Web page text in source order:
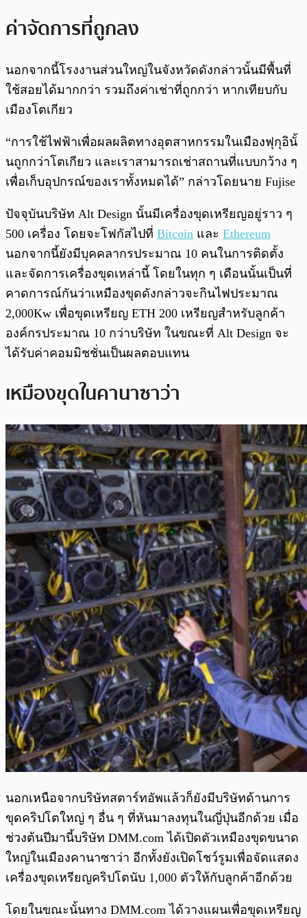
ค่าจัดการที่ถูกลง
นอกจากนี้โรงงานส่วนใหญ่ในจังหวัดดังกล่าวนั้นมีพื้นที่
ใช้สอยได้มากกว่า รวมถึงค่าเช่าที่ถูกกว่า หากเทียบกับ
เมืองโตเกียว
“การใช้ไฟฟ้าเพื่อผลผลิตทางอุตสาหกรรมในเมืองฟุกุอินั้
นถูกกว่าโตเกียว และเราสามารถเช่าสถานที่แบบกว้าง ๆ
เพื่อเก็บอุปกรณ์ของเราทั้งหมดได้” กล่าวโดยนาย Fujise
ปัจจุบันบริษัท Alt Design นั้นมีเครื่องขุดเหรียญอยู่ราว ๆ
500 เครื่อง โดยจะโฟกัสไปที่ Bitcoin และ Ethereum
นอกจากนี้ยังมีบุคคลากรประมาณ 10 คนในการติดตั้ง
และจัดการเครื่องขุดเหล่านี้ โดยในทุก ๆ เดือนนั้นเป็นที่
คาดการณ์กันว่าเหมืองขุดดังกล่าวจะกินไฟประมาณ
2,000Kw เพื่อขุดเหรียญ ETH 200 เหรียญสำหรับลูกค้า
องค์กรประมาณ 10 กว่าบริษัท ในขณะที่ Alt Design จะ
ได้รับค่าคอมมิชชั่นเป็นผลตอบแทน
เหมืองขุดในคานาซาว่า
นอกเหนือจากบริษัทสตาร์ทอัพแล้วก็ยังมีบริษัทด้านการ
ขุดคริปโตใหญ่ ๆ อื่น ๆ ที่หันมาลงทุนในญี่ปุ่นอีกด้วย เมื่อ
ช่วงต้นปีมานี้บริษัท DMM.com ได้เปิดตัวเหมืองขุดขนาด
ใหญ่ในเมืองคานาซาว่า อีกทั้งยังเปิดโชว์รูมเพื่อจัดแสดง
เครื่องขุดเหรียญคริปโตนับ 1,000 ตัวให้กับลูกค้าอีกด้วย
โดยในขณะนั้นทาง DMM.com ได้วางแผนเพื่อขุดเหรียญ